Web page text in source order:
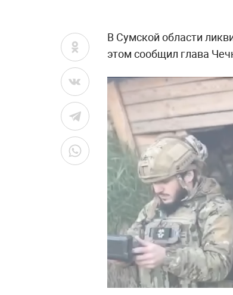
В Сумской области
этом сообщил глава